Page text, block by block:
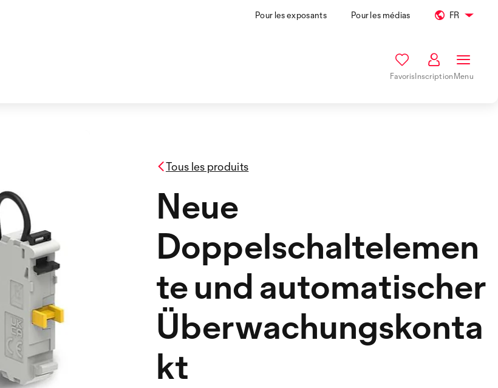
Pour les exposants Pour les médias FR
FavorisInscriptionMenu
Tous les produits
Neue
Doppelschaltelemen
te und automatischer
Überwachungskonta
kt